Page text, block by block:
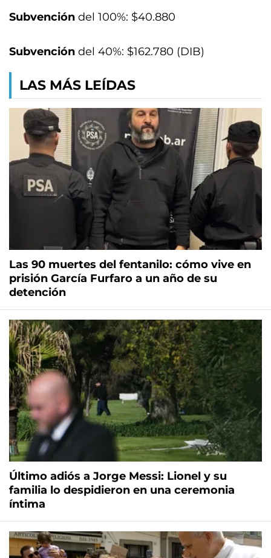
Subvención del 100%: $40.880
Subvención del 40%: $162.780 (DIB)
LAS MÁS LEÍDAS
Las 90 muertes del fentanilo: cómo vive en
prisión García Furfaro a un año de su
detención
Último adiós a Jorge Messi: Lionel y su
familia lo despidieron en una ceremonia
íntima